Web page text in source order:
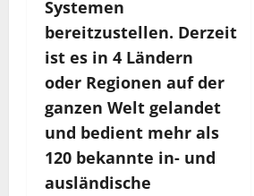
Systemen
bereitzustellen. Derzeit
ist es in 4 Ländern
oder Regionen auf der
ganzen Welt gelandet
und bedient mehr als
120 bekannte in- und
ausländische